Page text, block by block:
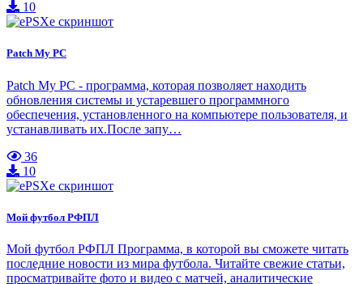
10
Patch My PC
Patch My PC - программа, которая позволяет находить
обновления системы и устаревшего программного
обеспечения, установленного на компьютере пользователя, и
устанавливать их.После запу…
36
10
Мой футбол РФПЛ
Мой футбол РФПЛ Программа, в которой вы сможете читать
последние новости из мира футбола. Читайте свежие статьи,
просматривайте фото и видео с матчей, аналитические